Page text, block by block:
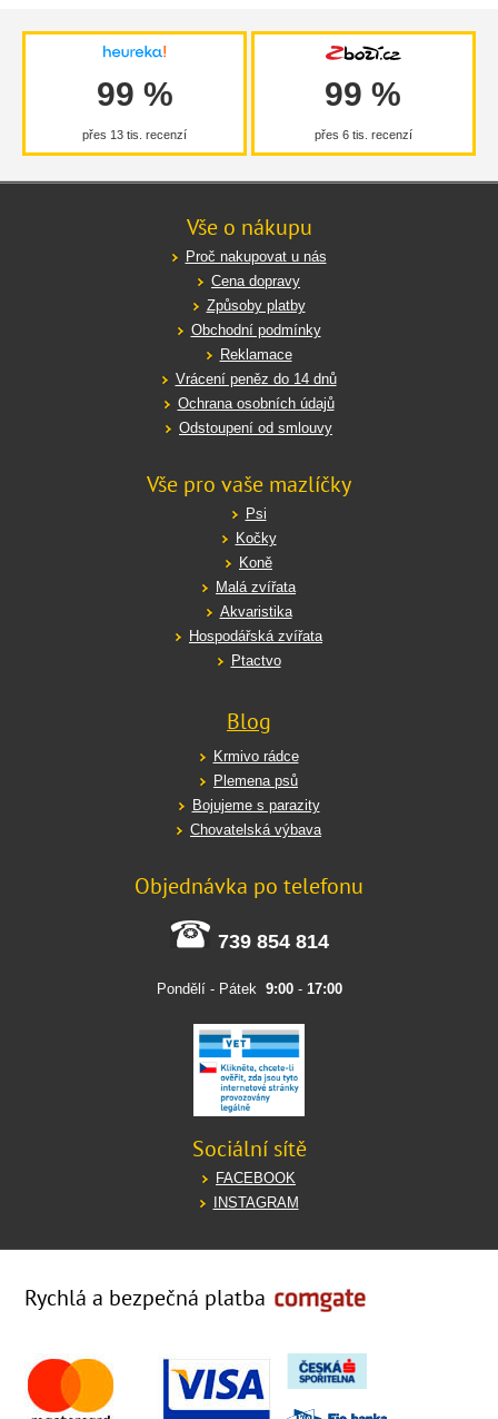
99 %
přes 13 tis. recenzí
99 %
přes 6 tis. recenzí
Vše o nákupu
Proč nakupovat u nás
Cena dopravy
Způsoby platby
Obchodní podmínky
Reklamace
Vrácení peněz do 14 dnů
Ochrana osobních údajů
Odstoupení od smlouvy
Vše pro vaše mazlíčky
Psi
Kočky
Koně
Malá zvířata
Akvaristika
Hospodářská zvířata
Ptactvo
Blog
Krmivo rádce
Plemena psů
Bojujeme s parazity
Chovatelská výbava
Objednávka po telefonu
739 854 814
Pondělí - Pátek 9:00- 17:00
Sociální sítě
FACEBOOK
INSTAGRAM
Rychlá a bezpečná platba